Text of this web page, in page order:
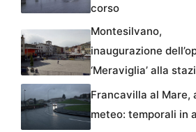
corso
Montesilvano,
inaugurazione
‘Meraviglia’ alla
Francavilla al Mare,
meteo: temporali in